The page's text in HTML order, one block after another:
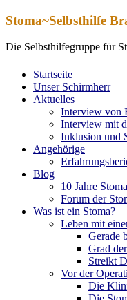
Zum
springen
Stoma~Selbsthilfe
Die Selbsthilfegruppe für
Startseite
Unser Schirmherr
Aktuelles
Interview von
Interview mit
Inklusion und
Angehörige
Blog
10 Jahre
Forum der
Was ist ein Stoma?
Leben mit
Gerade
Grad
Streikt
Vor der
Die